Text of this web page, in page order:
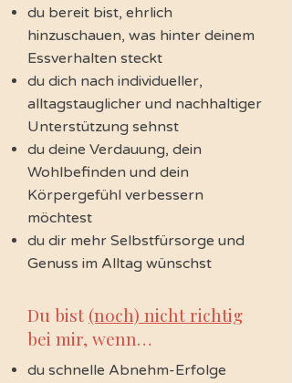
du bereit bist, ehrlich
hinzuschauen, was hinter deinem
Essverhalten steckt
du dich nach individueller,
alltagstauglicher und nachhaltiger
Unterstützung sehnst
du deine Verdauung, dein
Wohlbefinden und dein
Körpergefühl verbessern
möchtest
du dir mehr Selbstfürsorge und
Genuss im Alltag wünschst
Du bist (noch) nicht richtig
bei mir, wenn…
du schnelle Abnehm-Erfolge